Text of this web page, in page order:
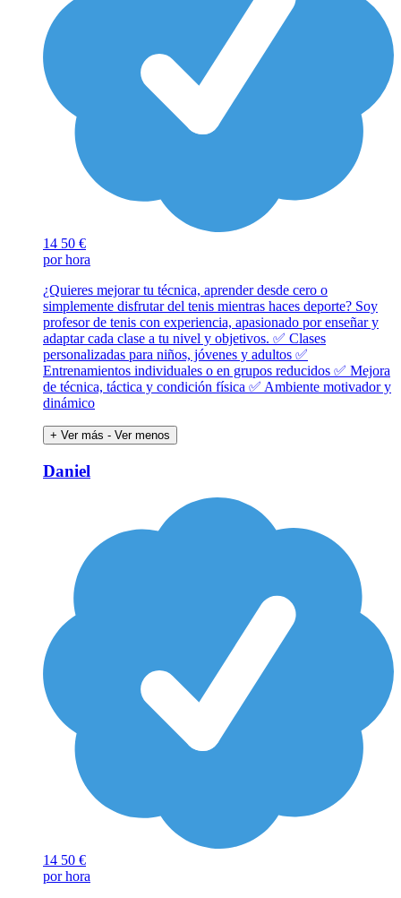
14 50 €
por hora
¿Quieres mejorar tu técnica, aprender desde cero o
simplemente disfrutar del tenis mientras haces deporte? Soy
profesor de tenis con experiencia, apasionado por enseñar y
adaptar cada clase a tu nivel y objetivos. ✅ Clases
personalizadas para niños, jóvenes y adultos ✅
Entrenamientos individuales o en grupos reducidos ✅ Mejora
de técnica, táctica y condición física ✅ Ambiente motivador y
dinámico
+ Ver más - Ver menos
Daniel
14 50 €
por hora